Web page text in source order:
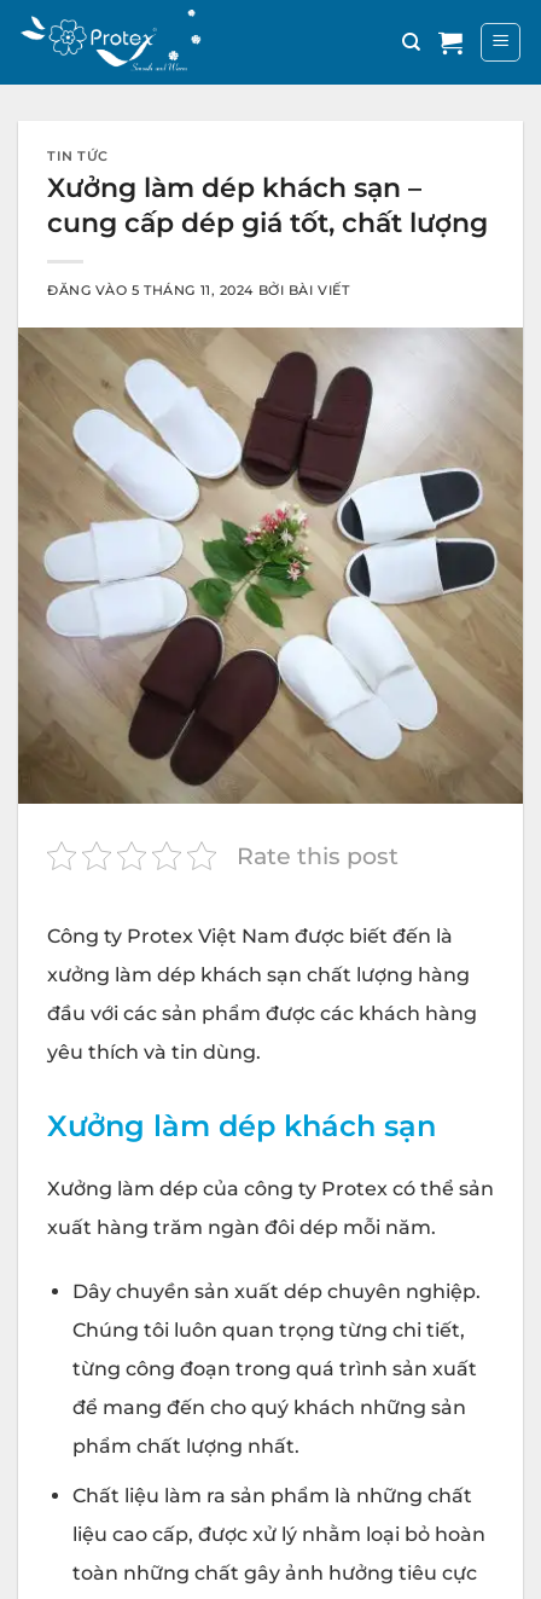
qua
TIN TỨC
Xưởng làm dép khách sạn –
cung cấp dép giá tốt, chất lượng
ĐĂNG VÀO5 THÁNG 11, 2024 BỞI BÀI VIẾT
Rate this post
Công ty Protex Việt Nam được biết đến là
xưởng làm dép khách sạn chất lượng hàng
đầu với các sản phẩm được các khách hàng
yêu thích và tin dùng.
Xưởng làm dép khách sạn
Xưởng làm dép của công ty Protex có thể sản
xuất hàng trăm ngàn đôi dép mỗi năm.
Dây chuyền sản xuất dép chuyên nghiệp.
Chúng tôi luôn quan trọng từng chi tiết,
từng công đoạn trong quá trình sản xuất
để mang đến cho quý khách những sản
phẩm chất lượng nhất.
Chất liệu làm ra sản phẩm là những chất
liệu cao cấp, được xử lý nhằm loại bỏ hoàn
toàn những chất gây ảnh hưởng tiêu cực